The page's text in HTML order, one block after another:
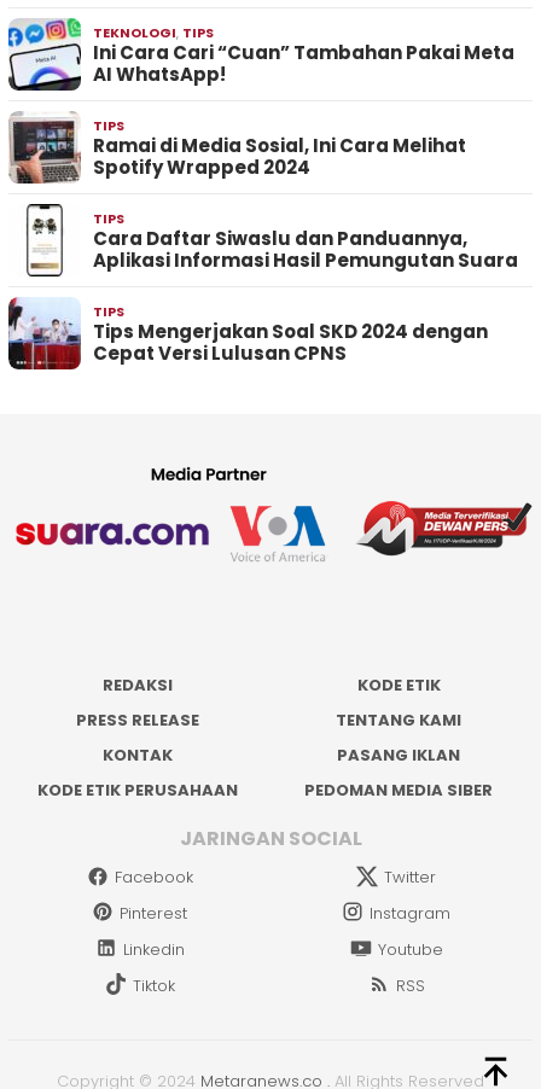
TEKNOLOGI, TIPS
Ini Cara Cari “Cuan” Tambahan Pakai Meta
AI WhatsApp!
TIPS
Ramai di Media Sosial, Ini Cara Melihat
Spotify Wrapped 2024
TIPS
Cara Daftar Siwaslu dan Panduannya,
Aplikasi Informasi Hasil Pemungutan Suara
TIPS
Tips Mengerjakan Soal SKD 2024 dengan
Cepat Versi Lulusan CPNS
REDAKSI
KODE ETIK
PRESS RELEASE
TENTANG KAMI
KONTAK
PASANG IKLAN
KODE ETIK PERUSAHAAN
PEDOMAN MEDIA SIBER
JARINGAN SOCIAL
Facebook
Twitter
Pinterest
Instagram
Linkedin
Youtube
Tiktok
RSS
Copyright © 2024 Metaranews.co . All Rights Reserved